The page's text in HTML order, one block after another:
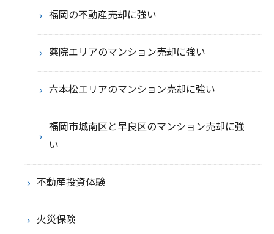
福岡の不動産売却に強い
薬院エリアのマンション売却に強い
六本松エリアのマンション売却に強い
福岡市城南区と早良区のマンション売却に強
い
不動産投資体験
火災保険